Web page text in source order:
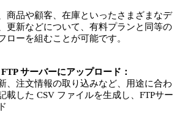
商品や顧客、在庫といったさまざまなデ
更新などについて、有料プランと同等の
ローを組むことが可能です。
サーバーにアップロード：
、注文情報の取り込みなど、用途に合わ
載した CSV ファイルを生成し、FTPサー